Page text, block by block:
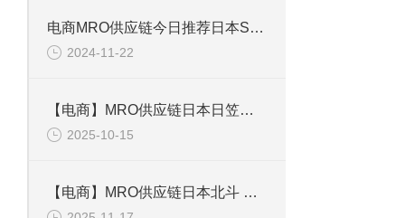
电商MRO供应链今日推荐日本SAKAGUCHI坂口电热色带加热器
2024-11-22
【电商】MRO供应链日本日笠技研 浮动接头 JX-1015F
2025-10-15
【电商】MRO供应链日本北斗 加热器 8TDR-AM